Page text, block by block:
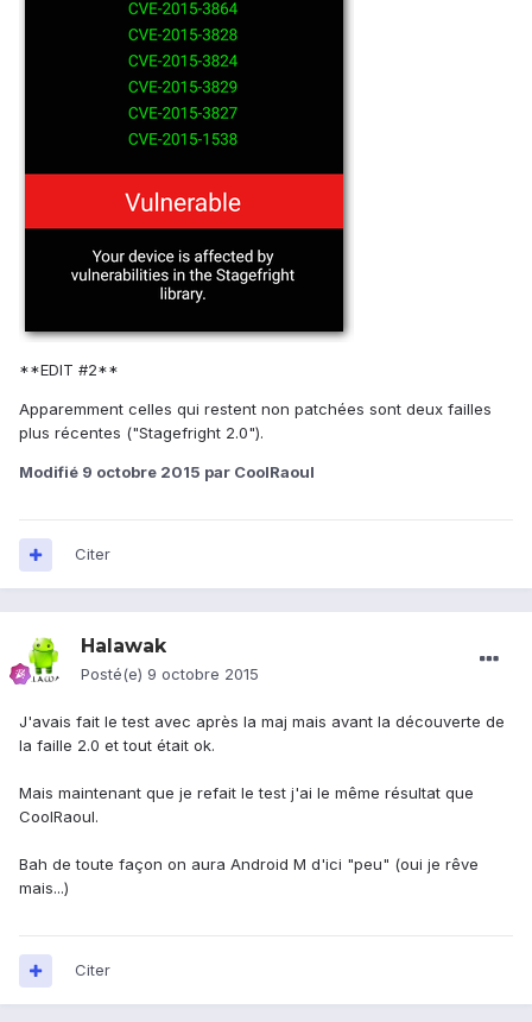
**EDIT #2**
Apparemment celles qui restent non patchées sont deux failles
plus récentes ("Stagefright 2.0").
Modifié 9 octobre 2015 par CoolRaoul
Citer
Halawak
Posté(e) 9 octobre 2015
J'avais fait le test avec après la maj mais avant la découverte de
la faille 2.0 et tout était ok.
Mais maintenant que je refait le test j'ai le même résultat que
CoolRaoul.
Bah de toute façon on aura Android M d'ici "peu" (oui je rêve
mais...)
Citer